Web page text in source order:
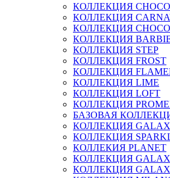
КОЛЛЕКЦИЯ CHOCO
КОЛЛЕКЦИЯ
КОЛЛЕКЦИЯ
КОЛЛЕКЦИЯ
КОЛЛЕКЦИЯ STEP
КОЛЛЕКЦИЯ FROST
КОЛЛЕКЦИЯ
КОЛЛЕКЦИЯ LIME
КОЛЛЕКЦИЯ LOFT
КОЛЛЕКЦИЯ
БАЗОВАЯ
КОЛЛЕКЦИЯ
КОЛЛЕКЦИЯ
КОЛЛЕКИЯ PLANET
КОЛЛЕКЦИЯ
КОЛЛЕКЦИЯ